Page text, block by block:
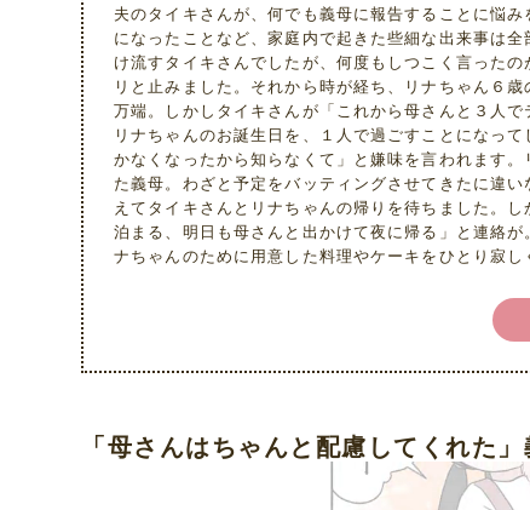
夫のタイキさんが、何でも義母に報告することに悩
になったことなど、家庭内で起きた些細な出来事は
け流すタイキさんでしたが、何度もしつこく言った
リと止みました。それから時が経ち、リナちゃん６
万端。しかしタイキさんが「これから母さんと３人
リナちゃんのお誕生日を、１人で過ごすことになっ
かなくなったから知らなくて」と嫌味を言われます
た義母。わざと予定をバッティングさせてきたに違
えてタイキさんとリナちゃんの帰りを待ちました。
泊まる、明日も母さんと出かけて夜に帰る」と連絡
ナちゃんのために用意した料理やケーキをひとり寂し
「母さんはちゃんと配慮してくれた